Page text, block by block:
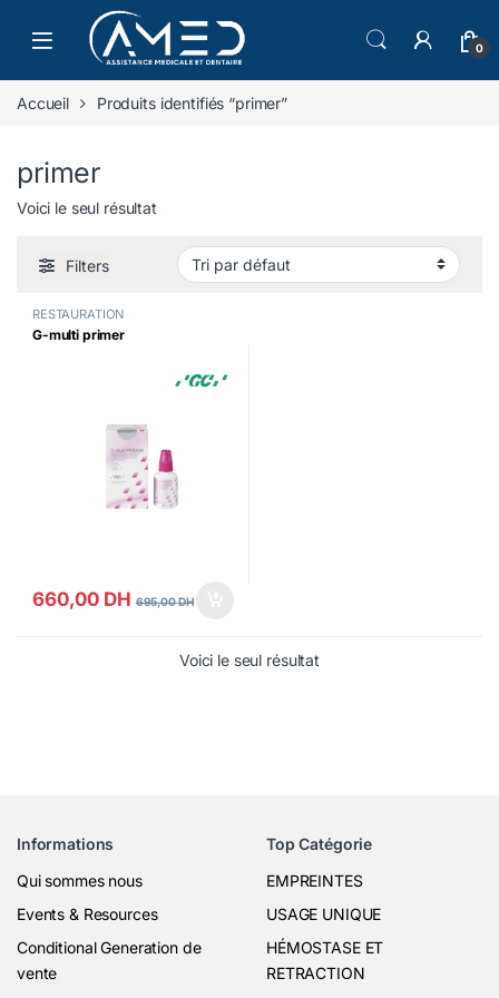
Skip to navigation
Skip to content
0
Accueil Produits identifiés “primer”
primer
Voici le seul résultat
Filters
RESTAURATION
G-multi primer
660,00 DH 695,00DH
Voici le seul résultat
Informations
Qui sommes nous
Events & Resources
Conditional Generation de
vente
Top Catégorie
EMPREINTES
USAGE UNIQUE
HÉMOSTASE ET
RETRACTION